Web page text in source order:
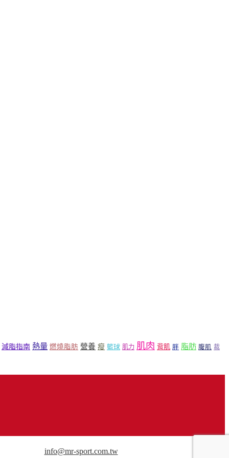
減脂指南 熱量 燃燒脂肪 營養 瘦 籃球 肌力 肌肉 背肌 胖 脂肪 腹肌 裁
info@mr-sport.com.tw